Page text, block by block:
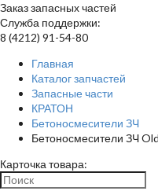
Заказ запасных частей
Служба поддержки:
8 (4212) 91-54-80
Главная
Каталог запчастей
Запасные части
КРАТОН
Бетоносмесители ЗЧ
Бетоносмесители ЗЧ Old
Карточка товара: